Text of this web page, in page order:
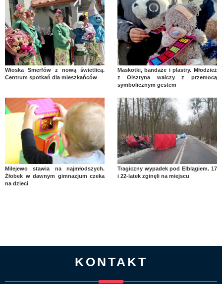
Wioska Smerfów z nową świetlicą.
Centrum spotkań dla mieszkańców
Maskotki, bandaże i plastry. Młodzież
z Olsztyna walczy z przemocą
symbolicznym gestem
Milejewo stawia na najmłodszych.
Żłobek w dawnym gimnazjum czeka
na dzieci
Tragiczny wypadek pod Elblągiem. 17
i 22-latek zginęli na miejscu
KONTAKT